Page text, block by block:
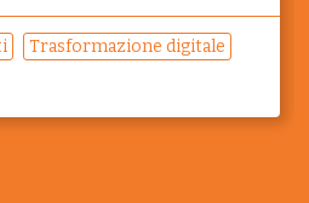
Trasformazione digitale